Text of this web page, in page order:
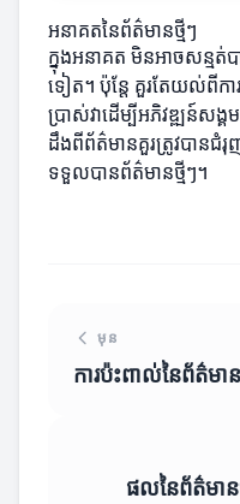
អនាគតនៃព័ត៌មានថ្មីៗ
ក្នុងអនាគត មិនអាចសន្មត់ប
ទៀត។ ប៉ុន្តែ គួរតែយល់ពីកា
ប្រាស់វាដើម្បីអភិវឌ្ឍន៍សង្
ដឹងពីព័ត៌មានគួរត្រូវបានជំ
ទទួលបានព័ត៌មានថ្មីៗ។
មុន
ការប៉ះពាល់នៃព័ត៌មា
ផលនៃព័ត៌មា